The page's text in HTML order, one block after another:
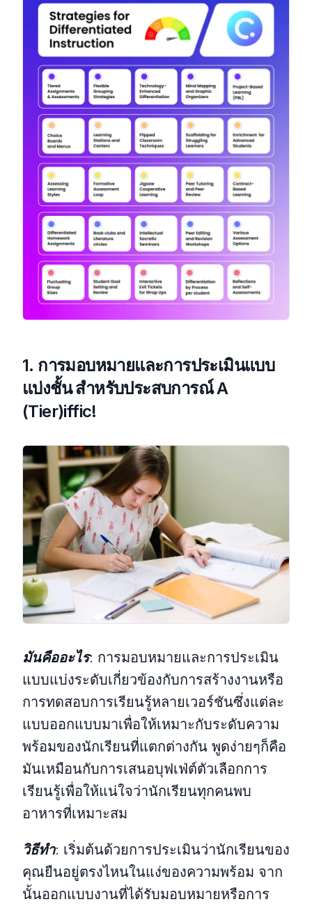
1. การมอบหมายและการประเมินแบบ
แบ่งชั้นสําหรับประสบการณ์ A
(Tier)iffic!
มันคืออะไร: การมอบหมายและการประเมิน
แบบแบ่งระดับเกี่ยวข้องกับการสร้างงานหรือ
การทดสอบการเรียนรู้หลายเวอร์ชันซึ่งแต่ละ
แบบออกแบบมาเพื่อให้เหมาะกับระดับความ
พร้อมของนักเรียนที่แตกต่างกัน พูดง่ายๆก็คือ
มันเหมือนกับการเสนอบุฟเฟ่ต์ตัวเลือกการ
เรียนรู้เพื่อให้แน่ใจว่านักเรียนทุกคนพบ
อาหารที่เหมาะสม
วิธีทํา: เริ่มต้นด้วยการประเมินว่านักเรียนของ
คุณยืนอยู่ตรงไหนในแง่ของความพร้อม จาก
นั้นออกแบบงานที่ได้รับมอบหมายหรือการ